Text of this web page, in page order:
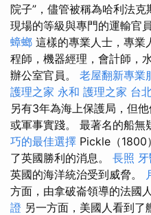
院子”，儘管被稱為哈利法
現場的等級與專門的運輸官
蟑螂 這樣的專業人士，專業
程師，機器經理，會計師，
辦公室官員。 老屋翻新專業
護理之家 永和 護理之家 台
另有3年為海上保護局，但
或軍事實踐。 最著名的船無
巧的最佳選擇 Pickle（1800
了英國勝利的消息。 長照
英國的海洋統治受到威脅。
方面，由拿破崙領導的法國
證 另一方面，美國人看到了